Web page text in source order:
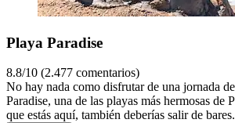
Playa Paradise
8.8/10 (2.477 comentarios)
No hay nada como disfrutar de una jornada
Paradise, una de las playas más hermosas de
que estás aquí, también deberías salir de bares.